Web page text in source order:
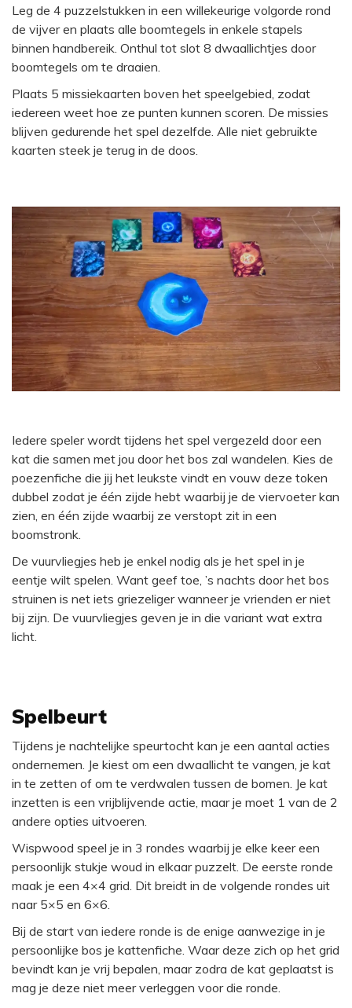
Leg de 4 puzzelstukken in een willekeurige volgorde rond
de vijver en plaats alle boomtegels in enkele stapels
binnen handbereik. Onthul tot slot 8 dwaallichtjes door
boomtegels om te draaien.
Plaats 5 missiekaarten boven het speelgebied, zodat
iedereen weet hoe ze punten kunnen scoren. De missies
blijven gedurende het spel dezelfde. Alle niet gebruikte
kaarten steek je terug in de doos.
Iedere speler wordt tijdens het spel vergezeld door een
kat die samen met jou door het bos zal wandelen. Kies de
poezenfiche die jij het leukste vindt en vouw deze token
dubbel zodat je één zijde hebt waarbij je de viervoeter kan
zien, en één zijde waarbij ze verstopt zit in een
boomstronk.
De vuurvliegjes heb je enkel nodig als je het spel in je
eentje wilt spelen. Want geef toe, ’s nachts door het bos
struinen is net iets griezeliger wanneer je vrienden er niet
bij zijn. De vuurvliegjes geven je in die variant wat extra
licht.
Spelbeurt
Tijdens je nachtelijke speurtocht kan je een aantal acties
ondernemen. Je kiest om een dwaallicht te vangen, je kat
in te zetten of om te verdwalen tussen de bomen. Je kat
inzetten is een vrijblijvende actie, maar je moet 1 van de 2
andere opties uitvoeren.
Wispwood speel je in 3 rondes waarbij je elke keer een
persoonlijk stukje woud in elkaar puzzelt. De eerste ronde
maak je een 4×4 grid. Dit breidt in de volgende rondes uit
naar 5×5 en 6×6.
Bij de start van iedere ronde is de enige aanwezige in je
persoonlijke bos je kattenfiche. Waar deze zich op het grid
bevindt kan je vrij bepalen, maar zodra de kat geplaatst is
mag je deze niet meer verleggen voor die ronde.